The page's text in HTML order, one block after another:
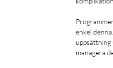
Väderbeständighet: IPX5-
Arbetstemperatur: -15°C till
enkel
uppsättning
managera